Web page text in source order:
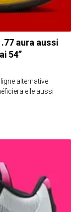
aura aussi
54”
alternative
elle aussi